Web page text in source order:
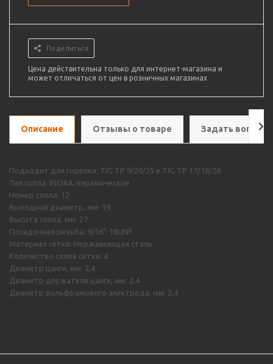
Поделиться
Цена действительна только для интернет-магазина и
может отличаться от цен в розничных магазинах
Описание Отзывы о товаре Задать вопрос
Подходит для горелки: TIG TP 9/20/25 и TIG TP 17/18/26
Тип сопла: INOXA, керамическое
Номер сопла: 12
Выходной диаметр, мм: 19
Высота сопла, мм: 27
Посадочная резьба: 9/16"-18UNF
Материал сетки: Нержавеющая сталь
Количество слоев сетки: 4
Диаметр цанги, мм: 2,4
Диаметр держателя цанги, мм: 2,4
Диаметр вольфрамового электрода, мм: 2,4